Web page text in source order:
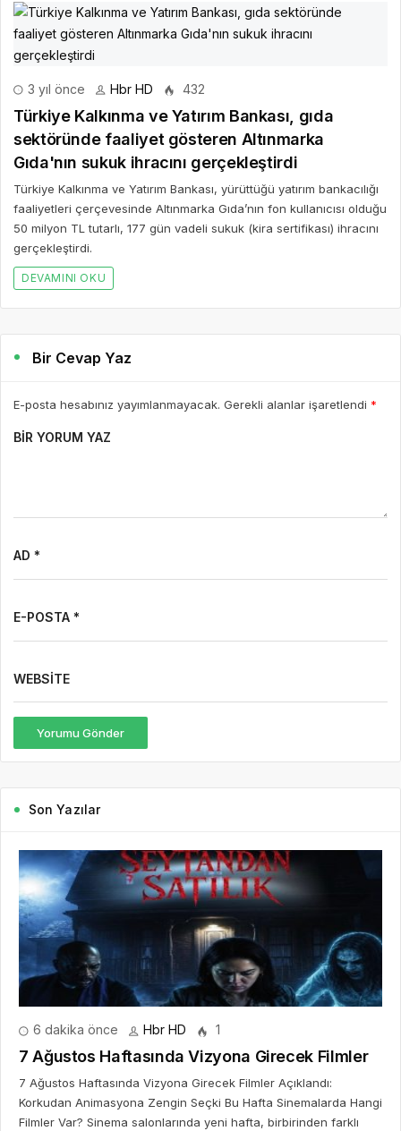
3 yıl önce Hbr HD 432
Türkiye Kalkınma ve Yatırım Bankası, gıda
sektöründe faaliyet gösteren Altınmarka
Gıda'nın sukuk ihracını gerçekleştirdi
Türkiye Kalkınma ve Yatırım Bankası, yürüttüğü yatırım bankacılığı
faaliyetleri çerçevesinde Altınmarka Gıda’nın fon kullanıcısı olduğu
50 milyon TL tutarlı, 177 gün vadeli sukuk (kira sertifikası) ihracını
gerçekleştirdi.
DEVAMINI OKU
Bir Cevap Yaz
E-posta hesabınız yayımlanmayacak. Gerekli alanlar işaretlendi *
BIR YORUM YAZ
AD *
E-POSTA *
WEBSITE
Yorumu Gönder
Son Yazılar
6 dakika önce Hbr HD 1
7 Ağustos Haftasında Vizyona Girecek Filmler
7 Ağustos Haftasında Vizyona Girecek Filmler Açıklandı:
Korkudan Animasyona Zengin Seçki Bu Hafta Sinemalarda Hangi
Filmler Var? Sinema salonlarında yeni hafta, birbirinden farklı